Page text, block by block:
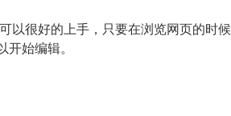
很好的上手，只要在浏览网页的时候
始编辑。